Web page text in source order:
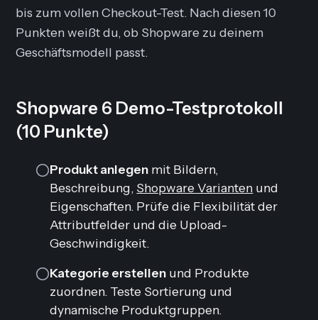
bis zum vollen Checkout-Test. Nach diesen 10
Punkten weißt du, ob Shopware zu deinem
Geschäftsmodell passt.
Shopware 6 Demo-Testprotokoll
(10 Punkte)
Produkt anlegen mit Bildern,
Beschreibung, Shopware Varianten und
Eigenschaften. Prüfe die Flexibilität der
Attributfelder und die Upload-
Geschwindigkeit.
Kategorie erstellen und Produkte
zuordnen. Teste Sortierung und
dynamische Produktgruppen.